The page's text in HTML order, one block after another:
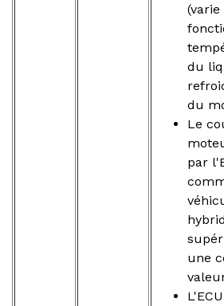
(varie
du
du
Le
par
une